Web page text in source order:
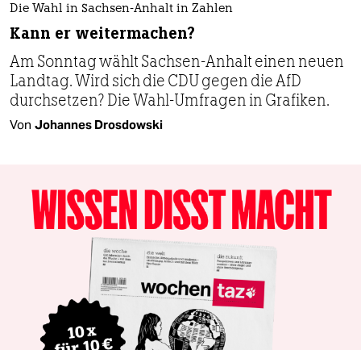
Die Wahl in Sachsen-Anhalt in Zahlen
Kann er weitermachen?
Am Sonntag wählt Sachsen-Anhalt einen neuen
Landtag. Wird sich die CDU gegen die AfD
durchsetzen? Die Wahl-Umfragen in Grafiken.
Von Johannes Drosdowski